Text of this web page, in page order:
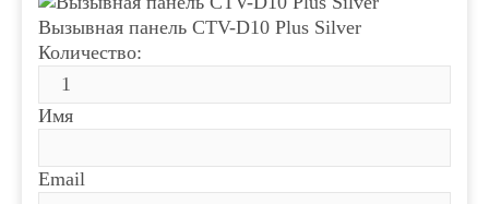
Вызывная панель CTV-D10 Plus Silver
Количество:
Имя
Email